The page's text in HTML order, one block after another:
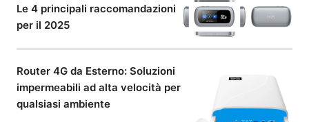
Le 4 principali raccomandazioni
per il 2025
Router 4G da Esterno: Soluzioni
impermeabili ad alta velocità per
qualsiasi ambiente